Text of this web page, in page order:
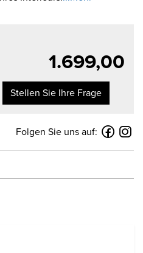
1.699,00
Stellen Sie Ihre Frage
Folgen Sie uns auf: